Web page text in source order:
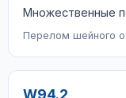
Множественные
Перелом шейного
W94.2